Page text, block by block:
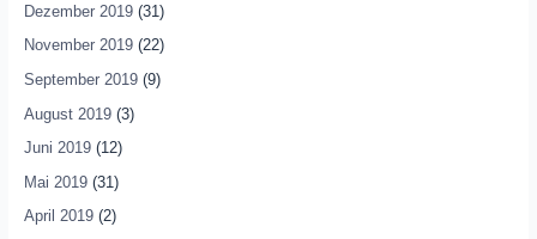
Dezember 2019(31)
November 2019(22)
September 2019(9)
August 2019(3)
Juni 2019(12)
Mai 2019(31)
April 2019(2)